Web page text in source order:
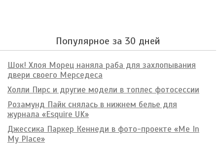
Популярное за 30 дней
Шок! Хлоя Морец наняла раба для захлопывания
двери своего Мерседеса
Холли Пирс и другие модели в топлес фотосессии
Розамунд Пайк снялась в нижнем белье для
журнала «Esquire UK»
Джессика Паркер Кеннеди в фото-проекте «Me In
My Place»